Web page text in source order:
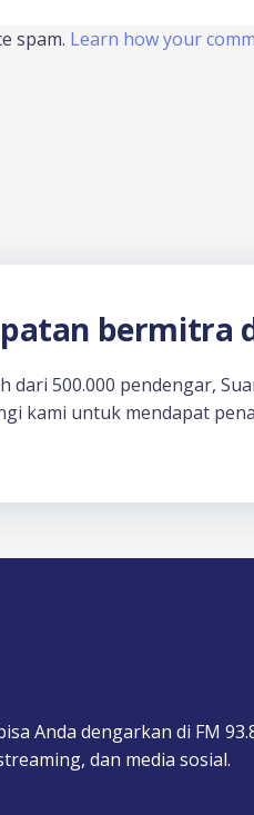
spam. Learn how your
bermitra
dari 500.000 pendengar,
kami untuk mendapat
Anda dengarkan di FM
dan media sosial.